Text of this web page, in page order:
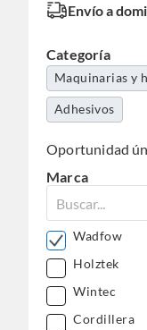
Envío a
Categoría
Maquinarias y
Adhesivos
Oportunidad
Marca
Wadfow
Holztek
Wintec
Cordillera